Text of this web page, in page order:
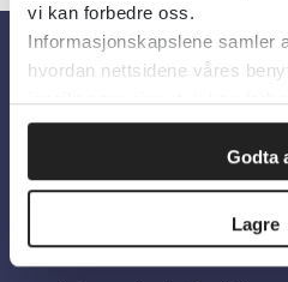
vi kan forbedre oss.
Informasjonskapslene samler
hvordan nettsidene våres
innsikt som gjør at vi kan
Godta
Lagre
Om oss
Om Helsebiblioteket
Personvern og
Tilgjengelighetserklæring